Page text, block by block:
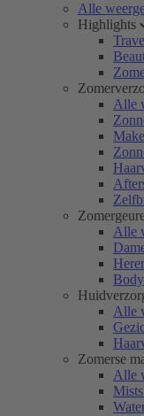
Alle
Highlights
Alle
Alle
Alle
Zomerse
Alle